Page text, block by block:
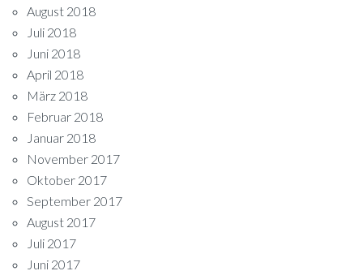
August 2018
Juli 2018
Juni 2018
April 2018
März 2018
Februar 2018
Januar 2018
November 2017
Oktober 2017
September 2017
August 2017
Juli 2017
Juni 2017